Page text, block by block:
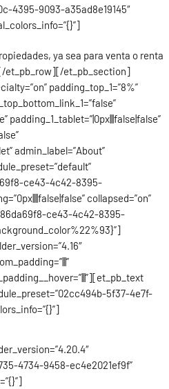
4395-9093-a35ad8e19145″
ya sea para venta o renta
et_pb_section]
padding_top_1=”8%”
padding_1_tablet=”|0px|||false|false”
admin_label=”About”
ce43-4c42-8395-
collapsed=”on”
ce43-4c42-8395-
5f37-4e7f-
4734-9458-ec4e2021ef9f”